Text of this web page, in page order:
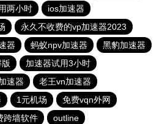
两小时
ios加速器
永久不收费的vp加速器2023
器 蚂蚁npv加速器
黑豹加速器
加速器试用3小时
速器
老王vn加速器
1元机场
免费vqn外网
跨墙软件 outline